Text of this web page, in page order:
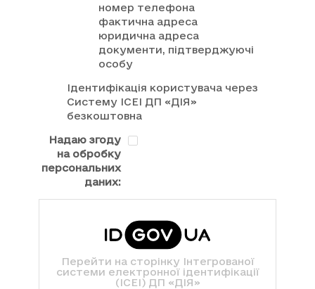
номер телефона
фактична адреса
юридична адреса
документи, підтверджуючі
особу
Ідентифікація користувача через
Систему ІСЕІ ДП «ДІЯ»
безкоштовна
Надаю згоду
на обробку
персональних
даних:
Перейти на сторінку Інтегрованої
системи електронної ідентифікації
(ІСЕІ) ДП «ДІЯ»